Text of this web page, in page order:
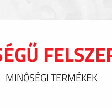
MINŐSÉGI TERMÉKEK